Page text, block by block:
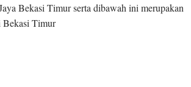
Bekasi Timur serta dibawah ini merupakan
Timur